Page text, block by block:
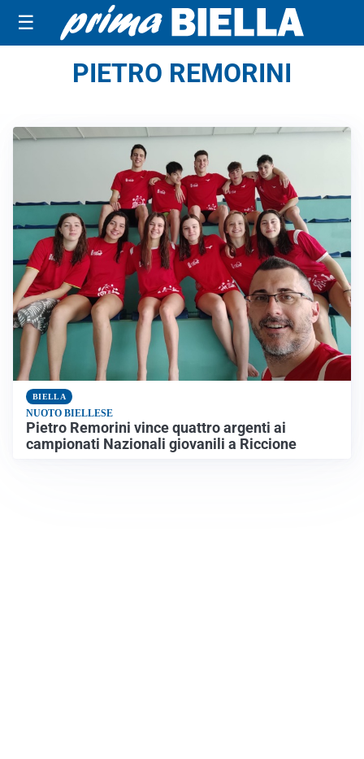
☰
PIETRO REMORINI
BIELLA
NUOTO BIELLESE
Pietro Remorini vince quattro argenti ai
campionati Nazionali giovanili a Riccione